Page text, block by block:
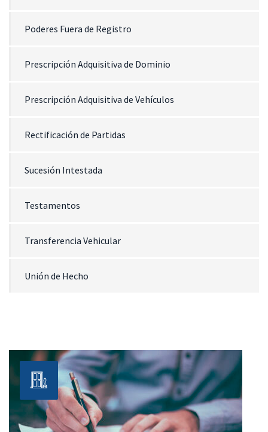
Poderes Fuera de Registro
Prescripción Adquisitiva de Dominio
Prescripción Adquisitiva de Vehículos
Rectificación de Partidas
Sucesión Intestada
Testamentos
Transferencia Vehicular
Unión de Hecho